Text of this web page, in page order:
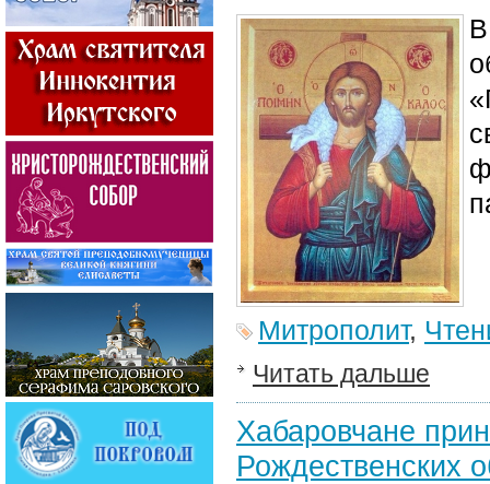
Митрополит,
Читать дальше
Хабаровчане
Рождественских